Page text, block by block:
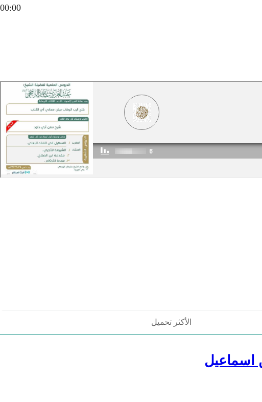
00:00
الأكثر تحميل
اسماعيل